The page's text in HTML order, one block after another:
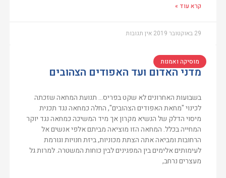
קרא עוד »
29 באוקטובר 2019 אין תגובות
מוסיקה ואמנות
מדני האדום ועד האפודים הצהובים
בשבועות האחרונים לא שקט בפריס… תנועת המחאה שזכתה
לכינוי "מחאת האפודים הצהובים", החלה כמחאה נגד תכנית
מיסוי הדלק של הנשיא מקרון אך מיד המשיכה כמחאה נגד יוקר
המחייה בכלל. המחאה הזו מוציאה מביתם אלפי אנשים אל
הרחובות ומביאה אתה הצתת מכוניות, ביזת חנויות וגורמת
לעימותים אלימים בין המפגינים לבין כוחות המשטרה. למרות גל
מעצרים נרחב,